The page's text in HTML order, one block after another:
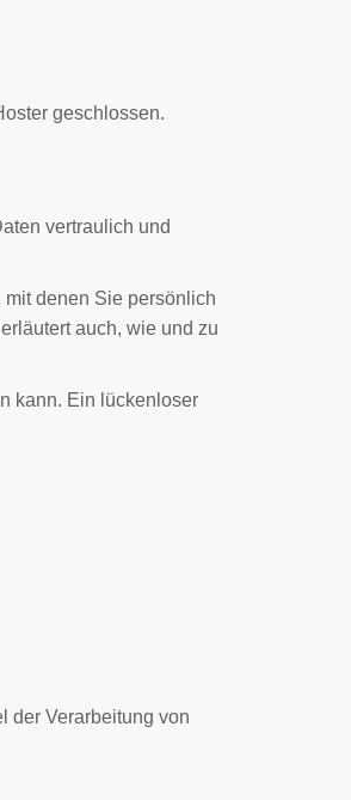
geschlossen.
vertraulich und
denen Sie persönlich
auch, wie und zu
kann. Ein lückenloser
der Verarbeitung von